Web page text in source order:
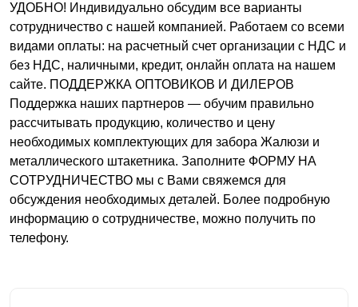
УДОБНО! Индивидуально обсудим все варианты
сотрудничество с нашей компанией. Работаем со всеми
видами оплаты: на расчетный счет организации с НДС и
без НДС, наличными, кредит, онлайн оплата на нашем
сайте. ПОДДЕРЖКА ОПТОВИКОВ И ДИЛЕРОВ
Поддержка наших партнеров — обучим правильно
рассчитывать продукцию, количество и цену
необходимых комплектующих для забора Жалюзи и
металлического штакетника. Заполните ФОРМУ НА
СОТРУДНИЧЕСТВО мы с Вами свяжемся для
обсуждения необходимых деталей. Более подробную
информацию о сотрудничестве, можно получить по
телефону.